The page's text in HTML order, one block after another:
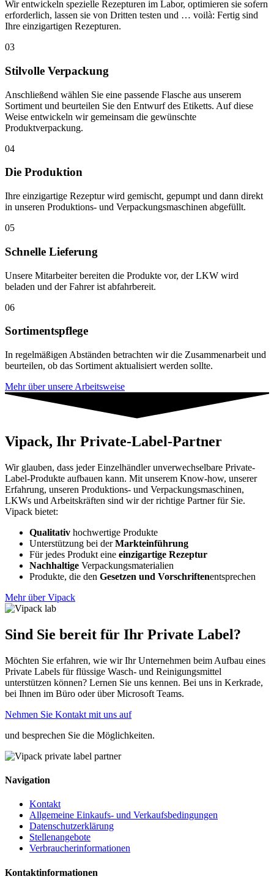
Wir entwickeln spezielle Rezepturen im Labor, optimieren sie sofern
erforderlich, lassen sie von Dritten testen und … voilà: Fertig sind
Ihre einzigartigen Rezepturen.
03
Stilvolle Verpackung
Anschließend wählen Sie eine passende Flasche aus unserem
Sortiment und beurteilen Sie den Entwurf des Etiketts. Auf diese
Weise entwickeln wir gemeinsam die gewünschte
Produktverpackung.
04
Die Produktion
Ihre einzigartige Rezeptur wird gemischt, gepumpt und dann direkt
in unseren Produktions- und Verpackungsmaschinen abgefüllt.
05
Schnelle Lieferung
Unsere Mitarbeiter bereiten die Produkte vor, der LKW wird
beladen und der Fahrer ist abfahrbereit.
06
Sortimentspflege
In regelmäßigen Abständen betrachten wir die Zusammenarbeit und
beurteilen, ob das Sortiment aktualisiert werden sollte.
Mehr über unsere Arbeitsweise
Vipack, Ihr Private-Label-Partner
Wir glauben, dass jeder Einzelhändler unverwechselbare Private-
Label-Produkte aufbauen kann. Mit unserem Know-how, unserer
Erfahrung, unseren Produktions- und Verpackungsmaschinen,
LKWs und Arbeitskräften sind wir der richtige Partner für Sie.
Vipack bietet:
Qualitativ hochwertige Produkte
Unterstützung bei derMarkteinführung
Für jedes Produkt eine einzigartige Rezeptur
Nachhaltige Verpackungsmaterialien
Produkte, die den Gesetzen und Vorschriftenentsprechen
Mehr über Vipack
Sind Sie bereit für Ihr Private Label?
Möchten Sie erfahren, wie wir Ihr Unternehmen beim Aufbau eines
Private Labels für flüssige Wasch- und Reinigungsmittel
unterstützen können? Lernen Sie uns kennen. Bei uns in Kerkrade,
bei Ihnen im Büro oder über Microsoft Teams.
Nehmen Sie Kontakt mit uns auf
und besprechen Sie die Möglichkeiten.
Navigation
Kontakt
Allgemeine Einkaufs- und Verkaufsbedingungen
Datenschutzerklärung
Stellenangebote
Verbraucherinformationen
Kontaktinformationen